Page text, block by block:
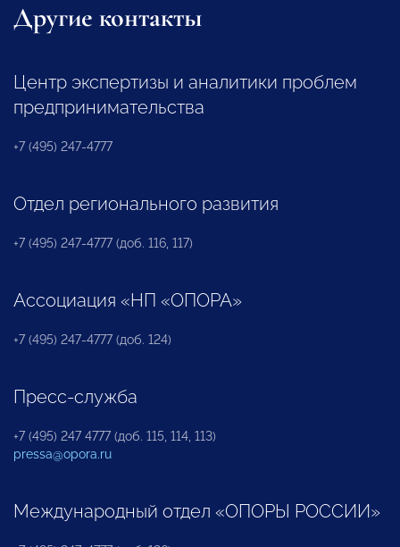
Другие контакты
Центр экспертизы и аналитики проблем
предпринимательства
+7 (495) 247-4777
Отдел регионального развития
+7 (495) 247-4777 (доб. 116, 117)
Ассоциация «НП «ОПОРА»
+7 (495) 247-4777 (доб. 124)
Пресс-служба
+7 (495) 247 4777 (доб. 115, 114, 113)
pressa@opora.ru
Международный отдел «ОПОРЫ РОССИИ»